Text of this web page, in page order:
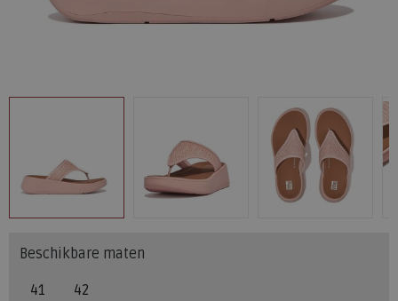
Beschikbare maten
41 42